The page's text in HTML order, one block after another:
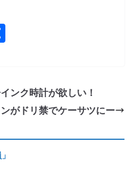
ンク時計が欲しい！
がドリ禁でケーサツにー